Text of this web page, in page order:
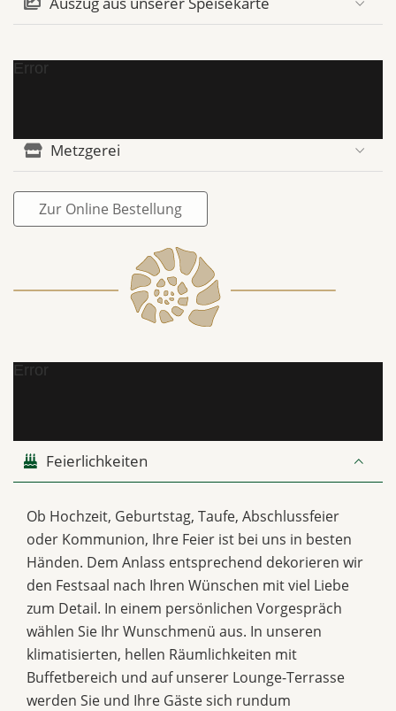
Error
Metzgerei
Zur Online Bestellung
Error
Feierlichkeiten
Ob Hochzeit, Geburtstag, Taufe, Abschlussfeier
oder Kommunion, Ihre Feier ist bei uns in besten
Händen. Dem Anlass entsprechend dekorieren wir
den Festsaal nach Ihren Wünschen mit viel Liebe
zum Detail. In einem persönlichen Vorgespräch
wählen Sie Ihr Wunschmenü aus. In unseren
klimatisierten, hellen Räumlichkeiten mit
Buffetbereich und auf unserer Lounge-Terrasse
werden Sie und Ihre Gäste sich rundum